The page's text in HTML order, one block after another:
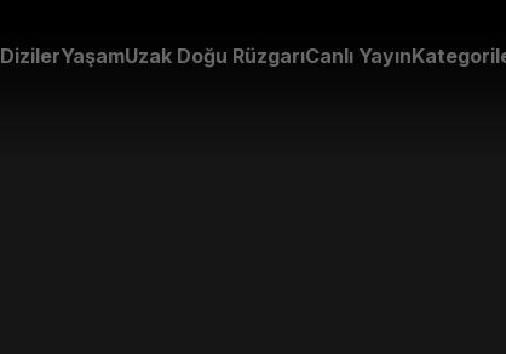
DizilerYaşamUzak Doğu RüzgarıCanlı Yayın